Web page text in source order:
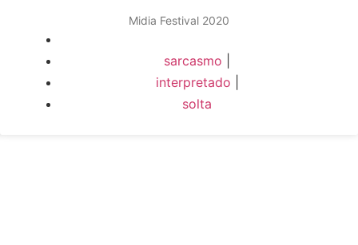
Midia Festival 2020
sarcasmo
interpretado
solta